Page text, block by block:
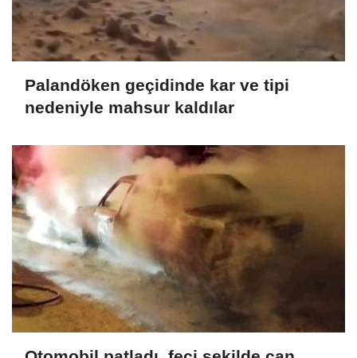
Palandöken geçidinde kar ve tipi
nedeniyle mahsur kaldılar